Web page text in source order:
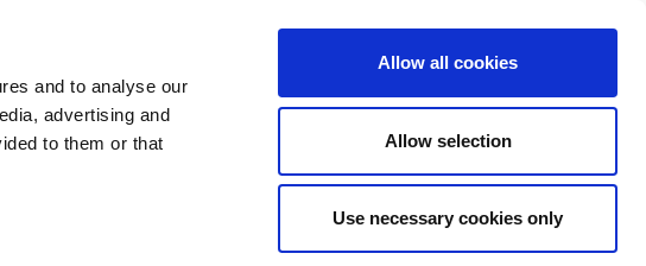
and to analyse our
advertising and
to them or that
Allow all cookies
Allow selection
Use necessary cookies only
Next
Tweets by CyprusFA